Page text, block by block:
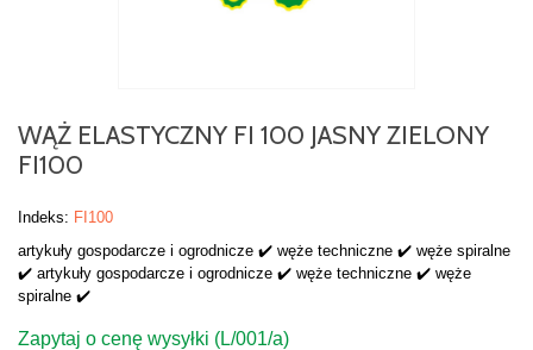
WĄŻ ELASTYCZNY FI 100 JASNY ZIELONY
FI100
Indeks: FI100
artykuły gospodarcze i ogrodnicze ✔️ węże techniczne ✔️ węże spiralne
✔️ artykuły gospodarcze i ogrodnicze ✔️ węże techniczne ✔️ węże
spiralne ✔️
Zapytaj o cenę wysyłki (L/001/a)